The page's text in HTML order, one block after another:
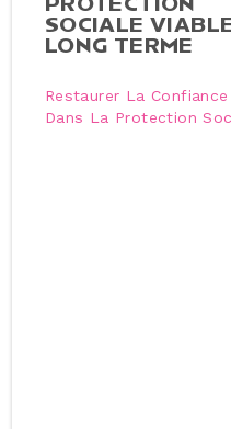
SOCIALE
LONG TERME
Restaurer La Confiance
Dans La Protection